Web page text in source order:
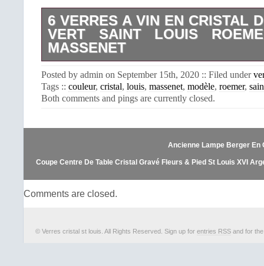
6 VERRES A VIN EN CRISTAL
VERT SAINT LOUIS
MASSENET
SAINT LOUIS ROEMER.
production de Saint Louis. Non signé
proche du modèle Massenet. Petite
bas. De belle facture et en bon
Hauteur 16,7 cm. Diamètre au
Diamètre à la base 7,4 cm.
Bonne enchères à tous!! L’item “6
vendredi 10 juillet 2020. Il est
Posted by admin on September 15th, 2020 :: Filed under
Tags :: couleur, cristal, louis, massenet, modèle, roemer,
Both comments and pings are currently closed.
Ancienne Lampe Berger En
Coupe Centre De Table Cristal Gravé Fleurs & Pied St Louis XVI
Comments are closed.
© Verres cristal st louis. All Rights Reserved. Sign up for entries RSS and for